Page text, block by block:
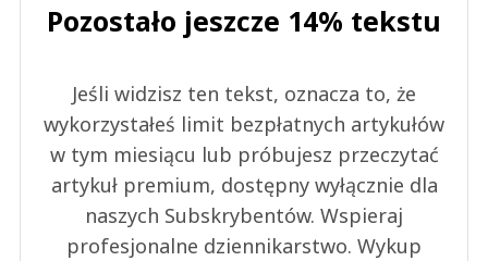
Pozostało jeszcze 14% tekstu
Jeśli widzisz ten tekst, oznacza to, że
wykorzystałeś limit bezpłatnych artykułów
w tym miesiącu lub próbujesz przeczytać
artykuł premium, dostępny wyłącznie dla
naszych Subskrybentów. Wspieraj
profesjonalne dziennikarstwo. Wykup